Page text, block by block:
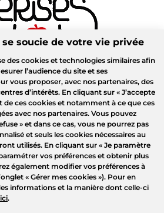
soucie de votre vie privée
des cookies et technologies similaires afin
l’audience du site et ses
vous proposer, avec nos partenaires, des
d’intérêts. En cliquant sur « J’accepte
de ces cookies et notamment à ce que ces
avec nos partenaires. Vous pouvez
» et dans ce cas, vous ne pourrez pas
et seuls les cookies nécessaires au
utilisés. En cliquant sur « Je paramètre
vos préférences et obtenir plus
également modifier vos préférences à
« Gérer mes cookies »). Pour en
informations et la manière dont celle-ci
ici.